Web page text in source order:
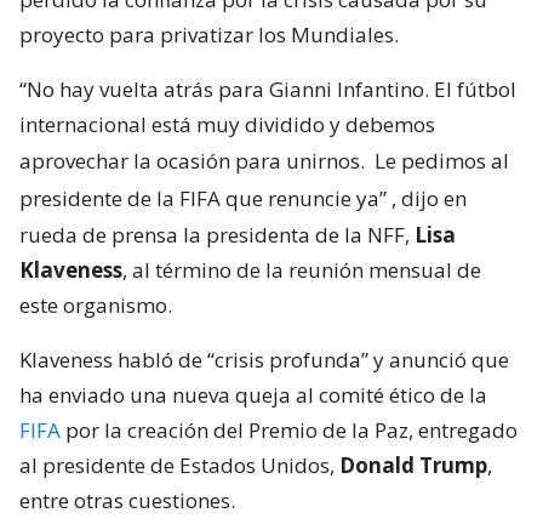
proyecto para privatizar los Mundiales.
“No hay vuelta atrás para Gianni Infantino. El fútbol
internacional está muy dividido y debemos
aprovechar la ocasión para unirnos. Le pedimos al
presidente de la FIFA que renuncie ya” , dijo en
rueda de prensa la presidenta de la NFF, Lisa
Klaveness, al término de la reunión mensual de
este organismo.
Klaveness habló de “crisis profunda” y anunció que
ha enviado una nueva queja al comité ético de la
FIFA por la creación del Premio de la Paz, entregado
al presidente de Estados Unidos, Donald Trump,
entre otras cuestiones.